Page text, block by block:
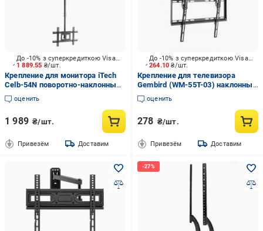
1 889.55 ₴/шт.
До -10% з суперкредиткою Visa Вигода
Крепление для монитора iTech
Celb-54N поворотно-наклонные
37"-80" черный
оценить
1 989 ₴/шт.
Привезём Доставим
264.10₴/шт.
До -10% з суперкредиткою Visa Вигода
Крепление для телевизора
Gembird (WM-55T-03) наклонные
32"-55" черный
оценить
278 ₴/шт.
Привезём Доставим